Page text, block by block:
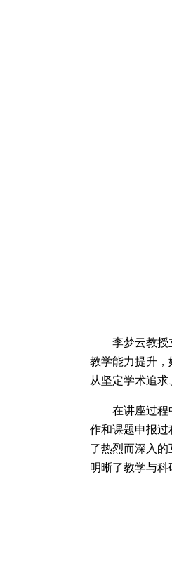
李梦云教授
教学能力提升，
从坚定学术追
在讲座过程
作和课题申报
了热烈而深入
明晰了教学与科